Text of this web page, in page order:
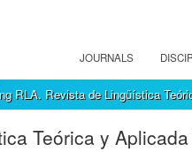
JOURNALS
RLA. Revista de Lingüística
Teórica y